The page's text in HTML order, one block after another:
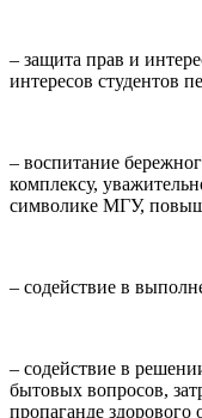
– защита прав и
интересов студентов
– воспитание
комплексу,
символике МГУ,
– содействие в
– содействие в
бытовых вопросов,
пропаганде здорового